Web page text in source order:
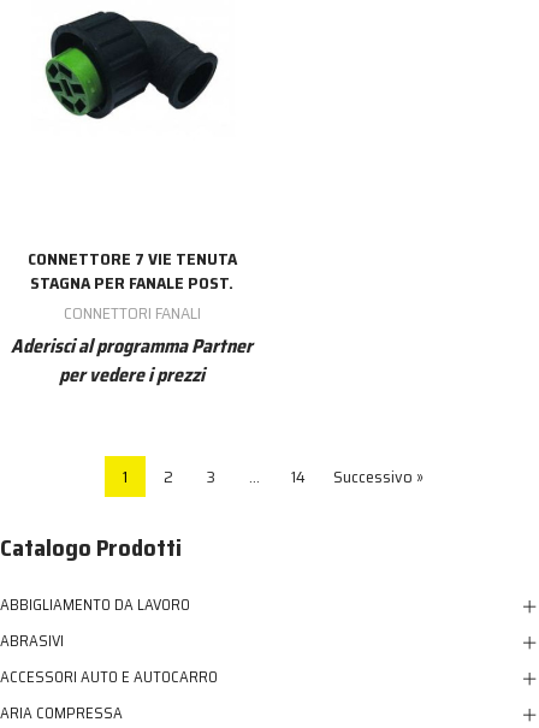
CONNETTORE 7 VIE TENUTA
STAGNA PER FANALE POST.
CONNETTORI FANALI
Aderisci al programma Partner
per vedere i prezzi
1 2 3 … 14 Successivo »
Catalogo Prodotti
ABBIGLIAMENTO DA LAVORO
ABRASIVI
ACCESSORI AUTO E AUTOCARRO
ARIA COMPRESSA